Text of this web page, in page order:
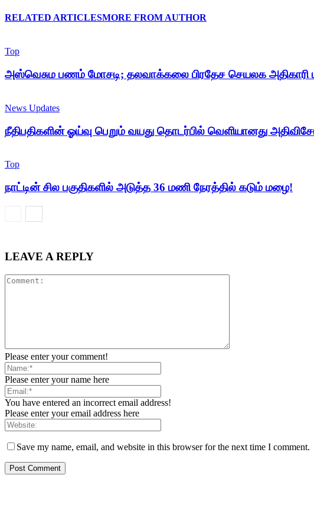
RELATED ARTICLESMORE FROM AUTHOR
Top
அஸ்வெசும பணம் மோசடி; தலவாக்கலை பிரதேச செயலக அதிகாரி
News Updates
நீதிபதிகளின் ஓய்வு பெறும் வயது தொடர்பில் வெளியானது
Top
நாட்டின் சில பகுதிகளில் அடுத்த 36 மணி நேரத்தில் கடும் மழை!
LEAVE A REPLY
Please enter your comment!
Please enter your name here
You have entered an incorrect email address!
Please enter your email address here
Save my name, email, and website in this browser for the next time I comment.